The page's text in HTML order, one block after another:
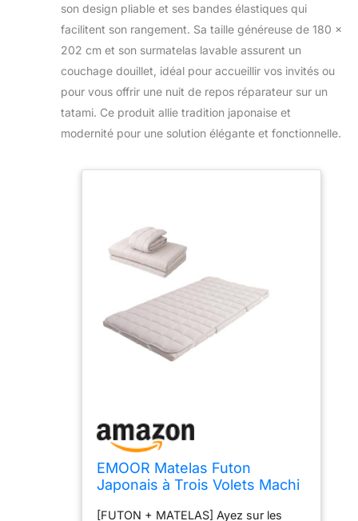
son design pliable et ses bandes élastiques qui
facilitent son rangement. Sa taille généreuse de 180 x
202 cm et son surmatelas lavable assurent un
couchage douillet, idéal pour accueillir vos invités ou
pour vous offrir une nuit de repos réparateur sur un
tatami. Ce produit allie tradition japonaise et
modernité pour une solution élégante et fonctionnelle.
EMOOR Matelas Futon
Japonais à Trois Volets Machi
[FUTON + MATELAS] Ayez sur les